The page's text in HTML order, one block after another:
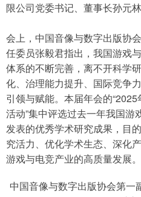
限公司党委书记、董事长孙元
会上，中国音像与数字出版协
任委员张毅君指出，我国游戏
体系的不断完善，离不开科学
化、治理能力提升、国际竞争
引领与赋能。本届年会的
活动”集中评选过去一年我国游
发表的优秀学术研究成果，目
究活力、优化学术生态、深化
游戏与电竞产业的高质量发展。
中国音像与数字出版协会第一